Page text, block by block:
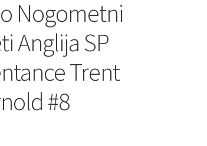
Nogometni
Anglija SP
Trent
#8